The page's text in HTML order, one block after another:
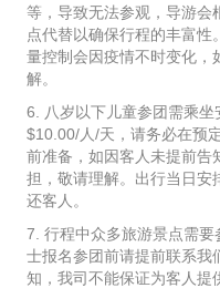
等，导致无法参观，导游会
点代替以确保行程的丰富
量控制会因疫情不时变化，
解。
6. 八岁以下儿童参团需乘
$10.00/人/天，请务必在预
前准备，如因客人未提前告
担，敬请理解。出行当日安
还客人。
7. 行程中众多旅游景点需要
士报名参团前请提前联系我
知，我司不能保证为客人提